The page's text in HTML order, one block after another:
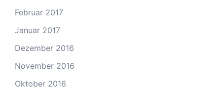
Februar 2017
Januar 2017
Dezember 2016
November 2016
Oktober 2016